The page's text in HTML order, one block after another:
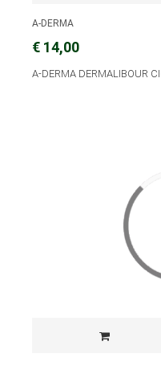
A-DERMA
€ 14,00
A-DERMA DERMALIBOUR